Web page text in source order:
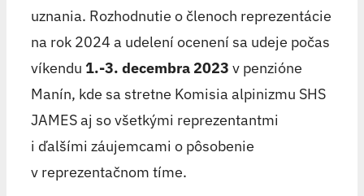
uznania. Rozhodnutie o členoch reprezentácie
na rok 2024 a udelení ocenení sa udeje počas
víkendu 1.-3. decembra 2023 v penzióne
Manín, kde sa stretne Komisia alpinizmu SHS
JAMES aj so všetkými reprezentantmi
i ďalšími záujemcami o pôsobenie
v reprezentačnom tíme.